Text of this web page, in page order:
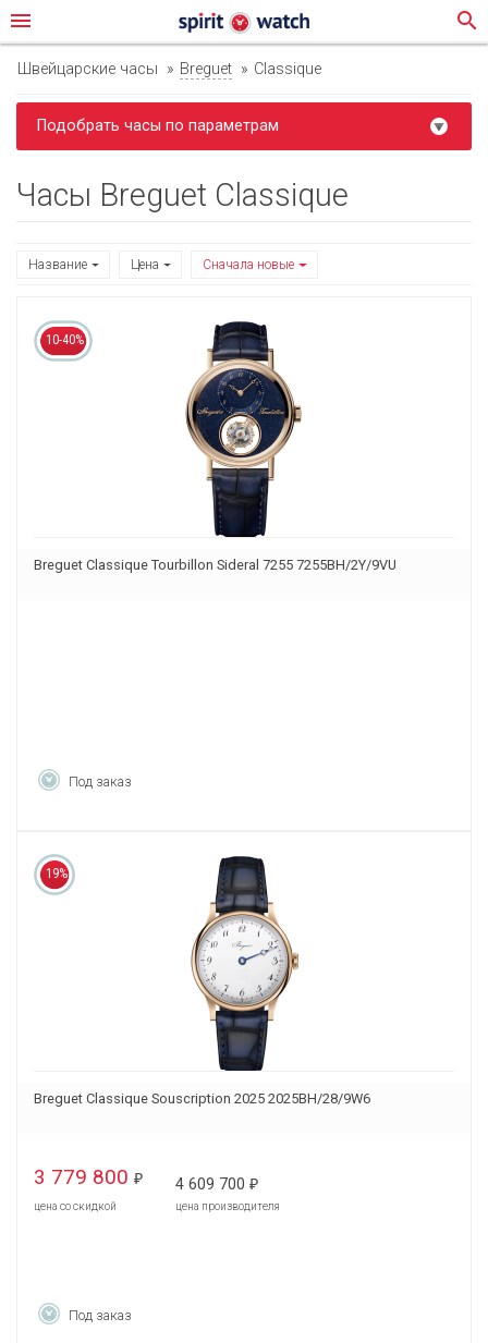
menu search
Швейцарские часы Breguet Classique
Подобрать часы по параметрам
Часы Breguet Classique
Название Цена Сначала новые
10-40%
Breguet Classique Tourbillon Sideral 7255 7255BH/2Y/9VU
Под заказ
19%
Breguet Classique Souscription 2025 2025BH/28/9W6
3 779 800 ₽
цена со скидкой
4 609 700 ₽
цена производителя
Под заказ